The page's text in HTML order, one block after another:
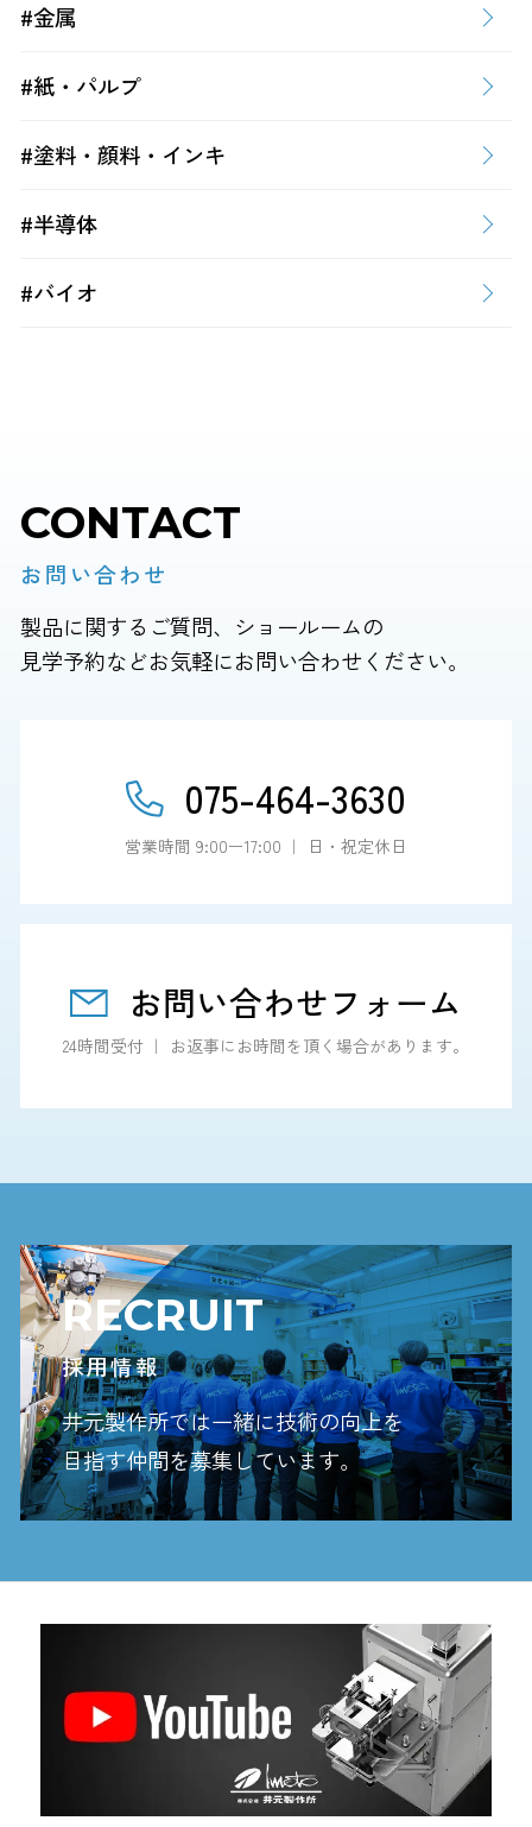
#金属
#紙・パルプ
#塗料・顔料・インキ
#半導体
#バイオ
CONTACT
お問い合わせ
製品に関するご質問、ショールームの
見学予約などお気軽にお問い合わせください。
075-464-3630
営業時間 9:00ー17:00 ｜ 日・祝定休日
お問い合わせフォーム
24時間受付 ｜ お返事にお時間を頂く場合があります。
RECRUIT
採用情報
井元製作所では一緒に技術の向上を
目指す仲間を募集しています。